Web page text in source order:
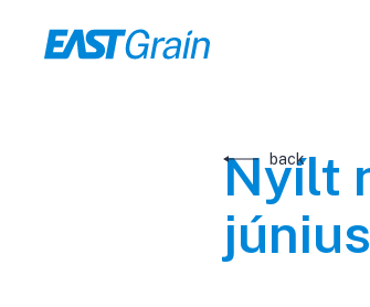
back
Nyílt